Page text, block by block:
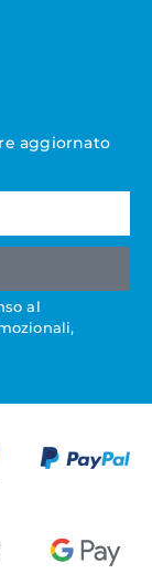
aggiornato
al